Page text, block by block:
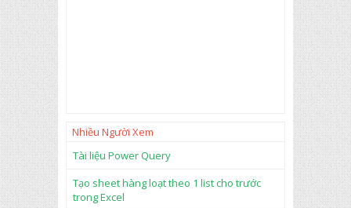
Nhiều Người Xem
Tài liệu Power Query
Tạo sheet hàng loạt theo 1 list cho trước
trong Excel